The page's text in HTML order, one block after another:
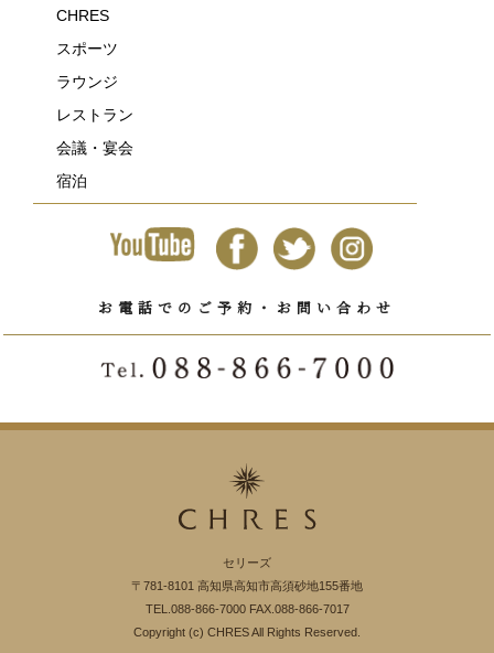
CHRES
スポーツ
ラウンジ
レストラン
会議・宴会
宿泊
お電話でのご予約・お問い合わせ
セリーズ
〒781-8101 高知県高知市高須砂地155番地
TEL.088-866-7000 FAX.088-866-7017
Copyright (c) CHRES All Rights Reserved.